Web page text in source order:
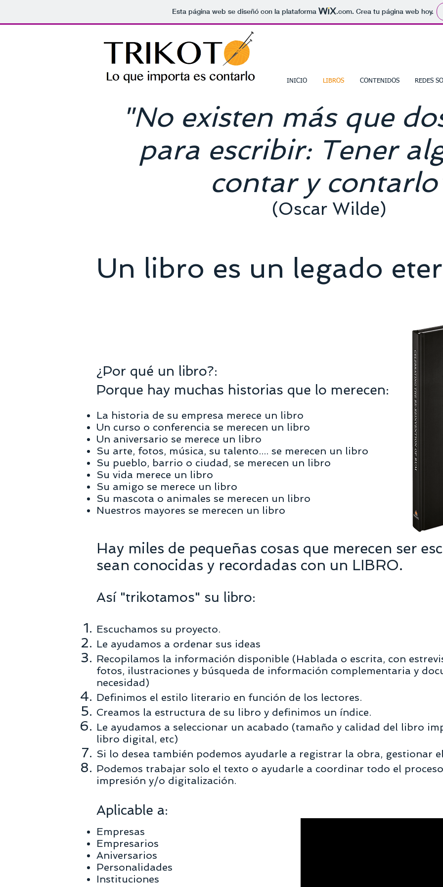
Esta página web se diseñó con la plataforma .com. Crea tu página web hoy.
INICIO LIBROS CONTENIDOS REDES
"No existen más que
para escribir: Tener
contar y
(Oscar Wilde)
Un libro es un legado
¿Por qué un libro?:
Porque hay muchas historias que lo merecen:
La historia de su empresa merece un libro
Un curso o conferencia se merecen un libro
Un aniversario se merece un libro
Su arte, fotos, música, su talento.... se merecen un libro
Su pueblo, barrio o ciudad, se merecen un libro
Su vida merece un libro
Su amigo se merece un libro
Su mascota o animales se merecen un libro
Nuestros mayores se merecen un libro
Hay miles de pequeñas cosas que merecen ser
sean conocidas y recordadas con un LIBRO.
Así "trikotamos" su libro:
Escuchamos su proyecto.
Le ayudamos a ordenar sus ideas
Recopilamos la información disponible (Hablada o escrita, con
fotos, ilustraciones y búsqueda de información complementaria y
necesidad)
Definimos el estilo literario en función de los lectores.
Creamos la estructura de su libro y definimos un índice.
Le ayudamos a seleccionar un acabado (tamaño y calidad del libro
libro digital, etc)
Si lo desea también podemos ayudarle a registrar la obra, gestionar
Podemos trabajar solo el texto o ayudarle a coordinar todo el
impresión y/o digitalización.
Aplicable a:
Empresas
Empresarios
Aniversarios
Personalidades
Instituciones